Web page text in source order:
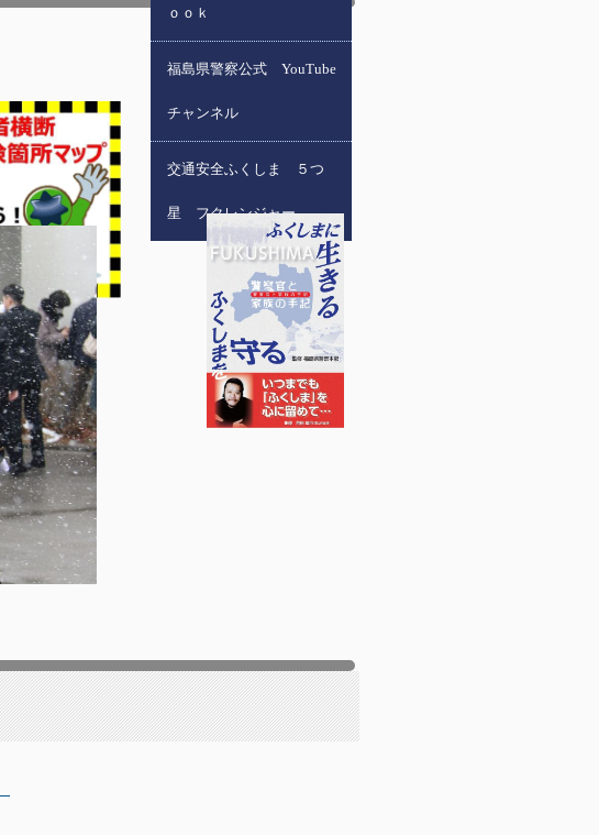
ｏｏｋ
福島県警察公式 YouTube
チャンネル
交通安全ふくしま ５つ
星 フクレンジャー